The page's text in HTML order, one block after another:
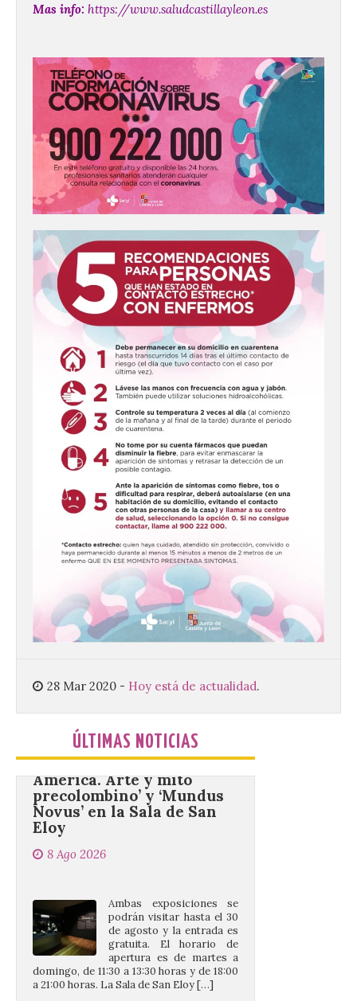
Mas info: https://www.saludcastillayleon.es
28 Mar 2020 - Hoy está de actualidad.
ÚLTIMAS NOTICIAS
Las salas del antiguo
ayuntamiento de
Cabrillanes (Babia) acogen
la muestra ‘Eduardo
Arroyo en la colección del
ILC’
8 Ago 2026
La muestra, que podrá
contemplarse hasta el
plantea tanto los temas
que más preocupaban y
fascinaban a este autor de talla
internacional como las múltiples técnicas
que usó y sus sólidos vínculos con la
Montaña Occidental. […]
Más de 10.000 personas
han visitado las
exposiciones ‘Alma de
América. Arte y mito
precolombino’ y ‘Mundus
Novus’ en la Sala de San
Eloy
8 Ago 2026
apertura es de martes a
domingo, de 11:30 a 13:30 horas y de 18:00
a 21:00 horas. La Sala de San Eloy […]
Pasen y vean: Gordoncillo